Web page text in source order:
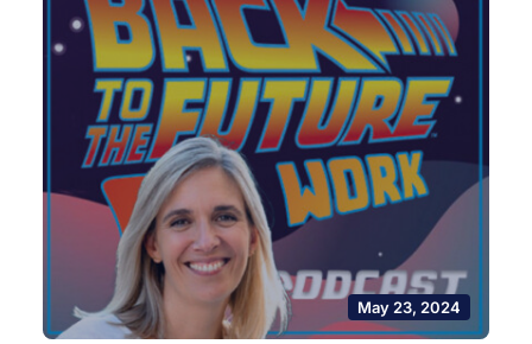
May 23, 2024